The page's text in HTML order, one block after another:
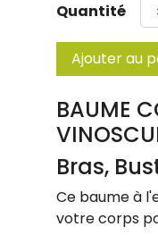
Quantité
Ajouter au
BAUME
Bras,
Ce baume à
votre corps